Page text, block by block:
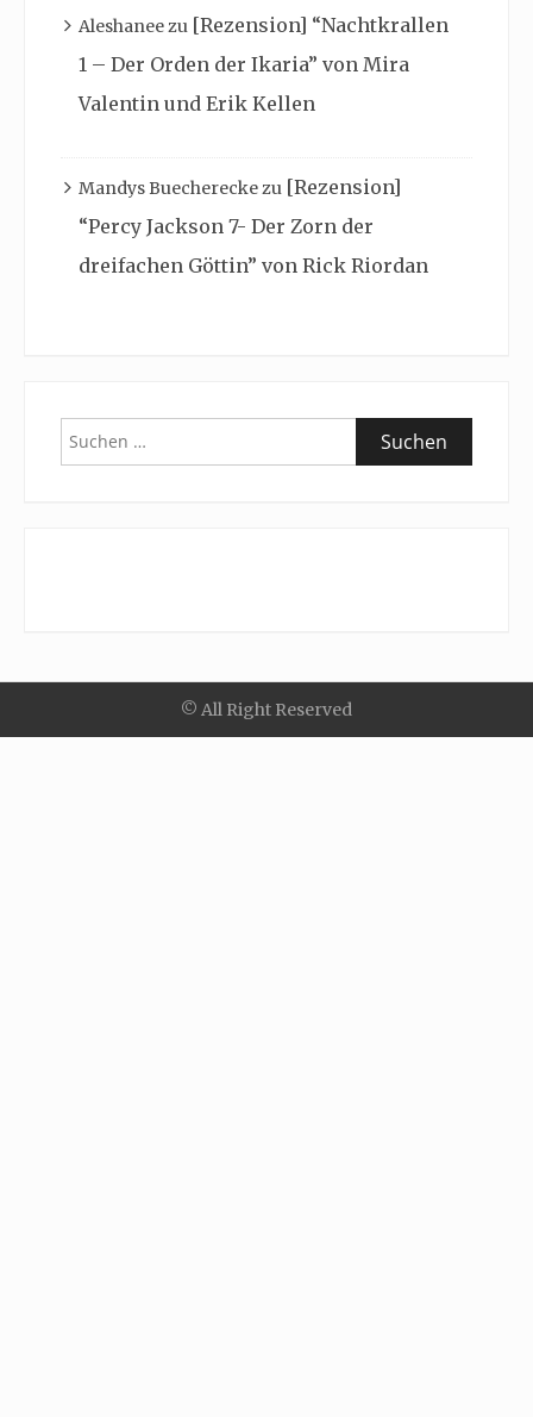
Aleshaneezu [Rezension] “Nachtkrallen
1 – Der Orden der Ikaria” von Mira
Valentin und Erik Kellen
Mandys Buechereckezu [Rezension]
“Percy Jackson 7- Der Zorn der
dreifachen Göttin” von Rick Riordan
Suchen
nach:
© All Right Reserved